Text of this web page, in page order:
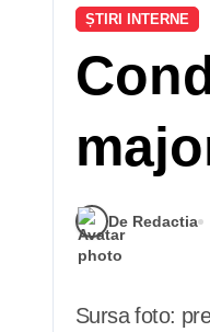
ȘTIRI INTERNE
De Redactia
Sursa foto: